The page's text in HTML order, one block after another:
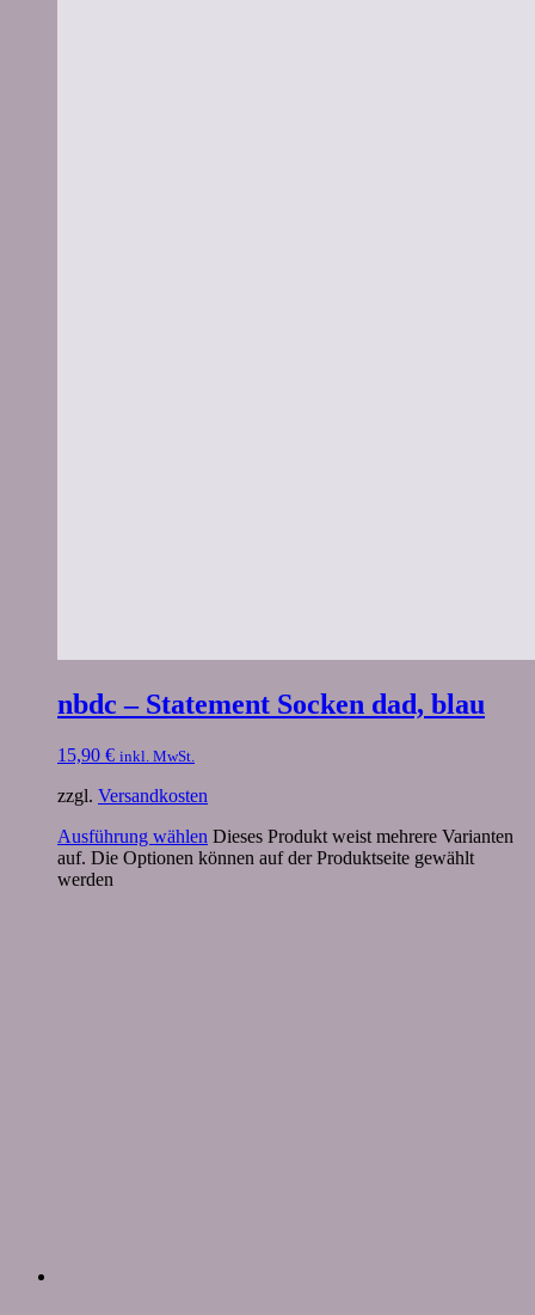
nbdc – Statement Socken dad, blau
15,90 € inkl. MwSt.
zzgl. Versandkosten
Ausführung wählen Dieses Produkt weist mehrere Varianten
auf. Die Optionen können auf der Produktseite gewählt
werden